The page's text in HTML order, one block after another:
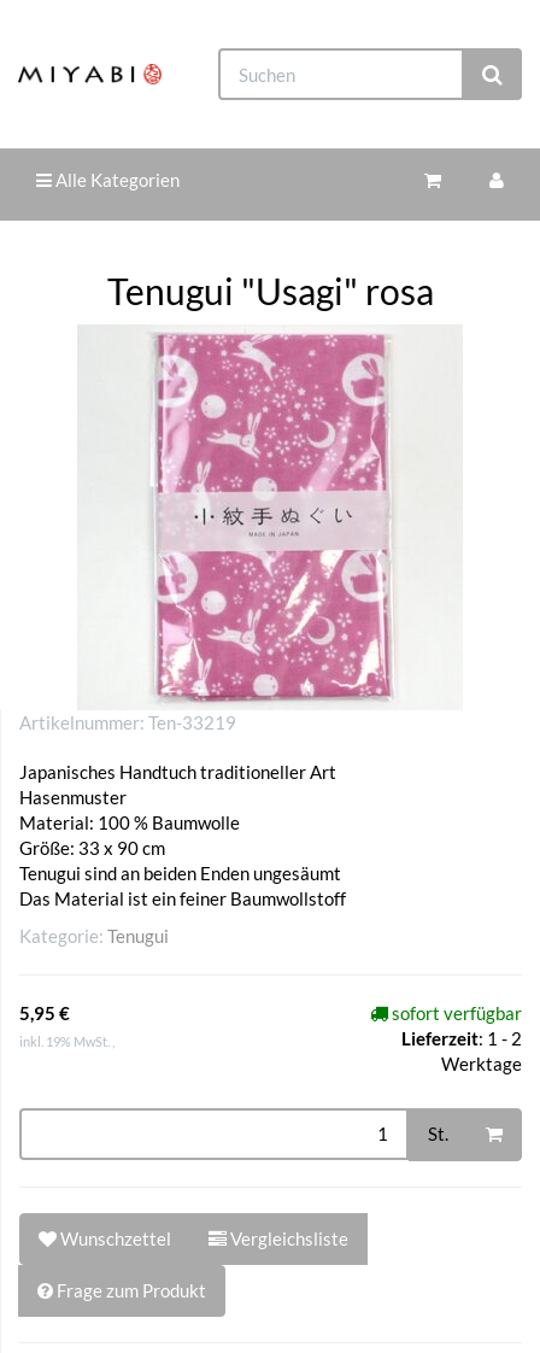
Alle Kategorien
Tenugui "Usagi" rosa
Artikelnummer: Ten-33219
Japanisches Handtuch traditioneller Art
Hasenmuster
Material: 100 % Baumwolle
Größe: 33 x 90 cm
Tenugui sind an beiden Enden ungesäumt
Das Material ist ein feiner Baumwollstoff
Kategorie: Tenugui
5,95 €
inkl. 19% MwSt. ,
sofort verfügbar
Lieferzeit: 1 - 2
Werktage
St.
Wunschzettel Vergleichsliste
Frage zum Produkt